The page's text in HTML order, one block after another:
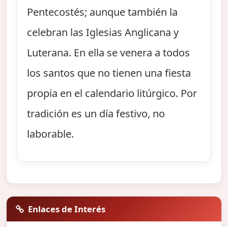
Pentecostés; aunque también la
celebran las Iglesias Anglicana y
Luterana. En ella se venera a todos
los santos que no tienen una fiesta
propia en el calendario litúrgico. Por
tradición es un día festivo, no
laborable.
Enlaces de Interés